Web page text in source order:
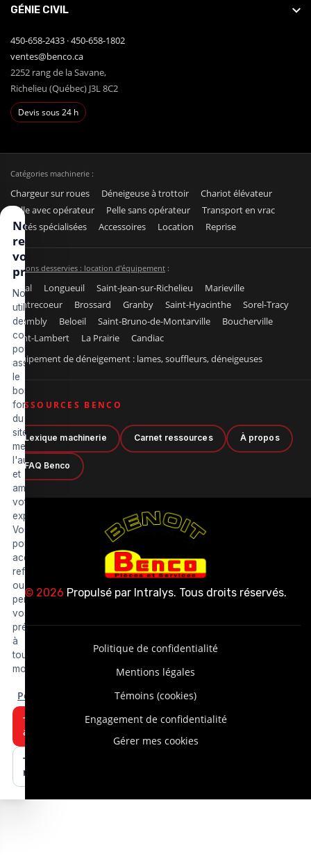
GÉNIE CIVIL
450-658-2433 ·450-658-1802
ventes@benco.ca
2252 rang de la Savane,
Richelieu (Québec) J3L 8C2
Devis sous 24 h
Catégories machinerie :
Chargeur sur roues Déneigeuse à trottoir
Chariot élévateur
Pelle avec opérateur
Pelle sans opérateur
Transport en vrac
Unités spécialisées
Accessoires Location Reprise
Régions desservies : location d'équipement :
Laval Longueuil Saint-Jean-sur-Richelieu
Marieville
Contrecoeur
Brossard Granby Saint-Hyacinthe
Sorel-Tracy
Chambly
Beloeil Saint-Bruno-de-Montarville
Boucherville
Saint-Lambert
La Prairie
Candiac
Équipement de déneigement : lames, souffleurs, déneigeuses
RESSOURCES BENCO
Lexique machinerie Carnet ressources À propos
FAQ Benco
© 2026 Propulsé par Intralys. Tous droits réservés.
Politique de confidentialité
Mentions légales
Témoins (cookies)
Engagement de confidentialité
Gérer mes cookies
Nous
respectons
votre vie
privée
Nous
utilisons
des
cookies
pour
assurer
le
bon
fonctionnement
du
site,
mesurer
l'audience
et
améliorer
votre
expérience.
Vous
pouvez
accepter,
refuser
ou
personnaliser
vos
préférences
à
tout
moment.
Personnaliser
Tout
refuser
Tout
accepter